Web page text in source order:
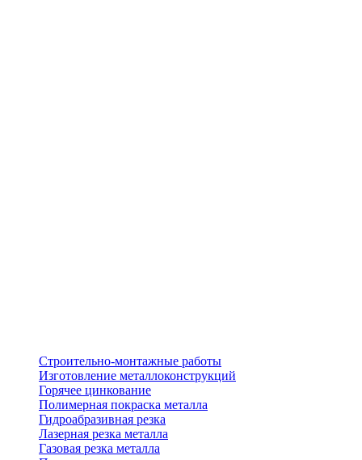
Строительно-монтажные работы
Изготовление металлоконструкций
Горячее цинкование
Полимерная покраска металла
Гидроабразивная резка
Лазерная резка металла
Газовая резка металла